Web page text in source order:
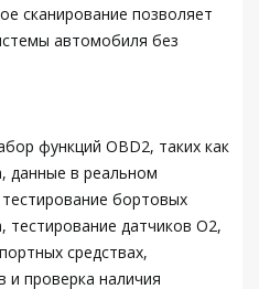
сканирование позволяет
автомобиля без
функций OBD2, таких как
данные в реальном
бортовых
датчиков O2,
средствах,
и проверка наличия